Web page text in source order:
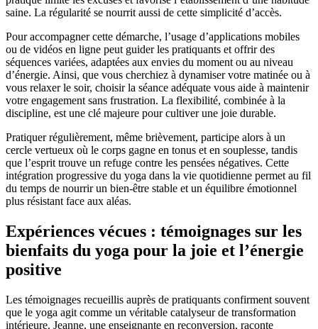
saine. La régularité se nourrit aussi de cette simplicité d’accès.
Pour accompagner cette démarche, l’usage d’applications mobiles
ou de vidéos en ligne peut guider les pratiquants et offrir des
séquences variées, adaptées aux envies du moment ou au niveau
d’énergie. Ainsi, que vous cherchiez à dynamiser votre matinée ou à
vous relaxer le soir, choisir la séance adéquate vous aide à maintenir
votre engagement sans frustration. La flexibilité, combinée à la
discipline, est une clé majeure pour cultiver une joie durable.
Pratiquer régulièrement, même brièvement, participe alors à un
cercle vertueux où le corps gagne en tonus et en souplesse, tandis
que l’esprit trouve un refuge contre les pensées négatives. Cette
intégration progressive du yoga dans la vie quotidienne permet au fil
du temps de nourrir un bien-être stable et un équilibre émotionnel
plus résistant face aux aléas.
Expériences vécues : témoignages sur les
bienfaits du yoga pour la joie et l’énergie
positive
Les témoignages recueillis auprès de pratiquants confirment souvent
que le yoga agit comme un véritable catalyseur de transformation
intérieure. Jeanne, une enseignante en reconversion, raconte